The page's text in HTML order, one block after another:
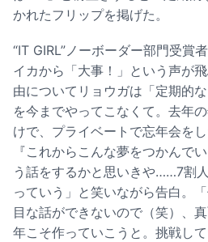
かれたフリップを掲げた。
“IT GIRL”ノーボーダー部門受賞
イカから「大事！」という声が
由についてリョウガは「定期的
を今までやってこなくて。去年
けで、プライベートで忘年会を
『これからこんな夢をつかんで
う話をするかと思いきや……7割
っていう」と笑いながら告白。
目な話ができないので（笑）、
年こそ作っていこうと。挑戦し